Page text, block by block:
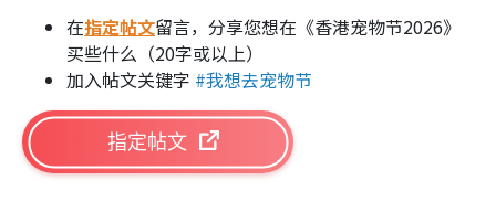
在指定帖文留言，分享您想在《香港宠物节2026》
买些什么（20字或以上）
加入帖文关键字 #我想去宠物节
指定帖文